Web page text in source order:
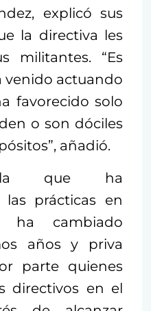
explicó sus
la directiva les
militantes. “Es
venido actuando
favorecido solo
o son dóciles
añadió.
que ha
prácticas en
ha cambiado
años y priva
parte quienes
directivos en el